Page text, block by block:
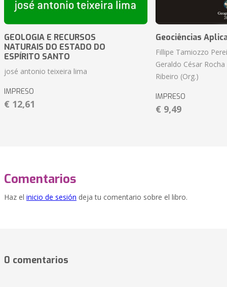
GEOLOGIA E RECURSOS
NATURAIS DO ESTADO DO
ESPÍRITO SANTO
josé antonio teixeira lima
IMPRESO
€ 12,61
Geociências
Fillipe Tamiozzo
Geraldo César
Ribeiro (Org.)
IMPRESO
€ 9,49
Comentarios
Haz el inicio de sesión deja tu comentario sobre el libro.
0 comentarios